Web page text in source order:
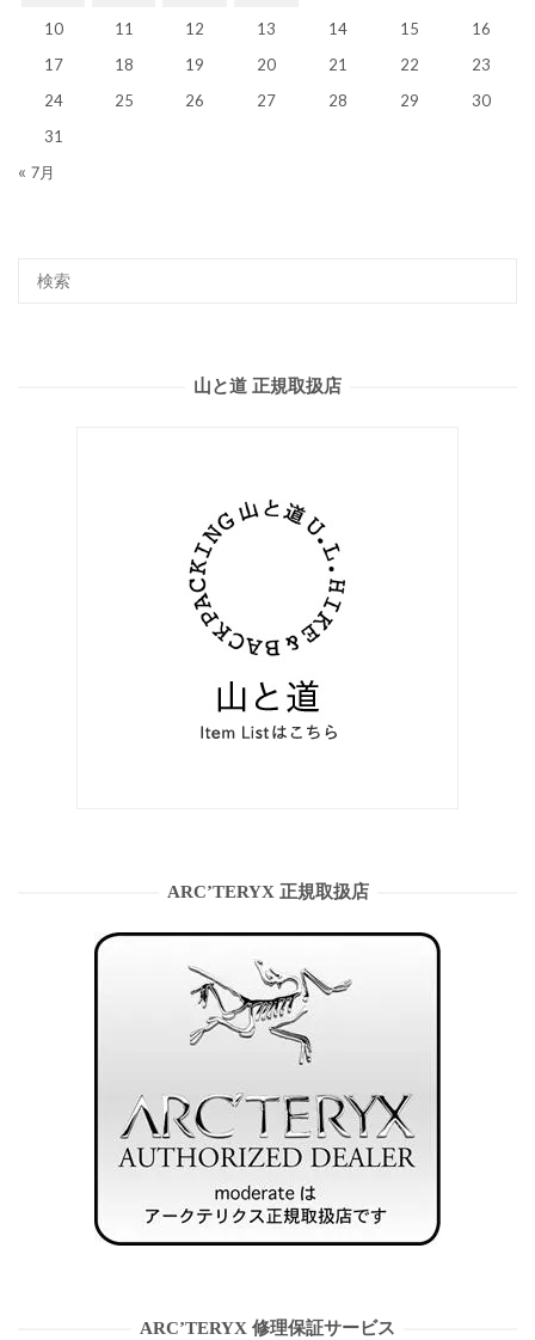
10
11 12 13 14 15
16
17
18 19 20 21 22
23
24
25 26 27 28 29
30
31
« 7月
山と道 正規取扱店
ARC’TERYX 正規取扱店
ARC’TERYX 修理保証サービス